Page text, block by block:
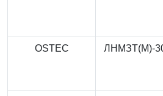
OSTEC ЛНМЗТ(М)-